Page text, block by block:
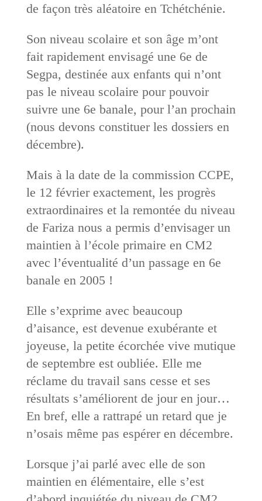
de façon très aléatoire en Tchétchénie.
Son niveau scolaire et son âge m’ont
fait rapidement envisagé une 6e de
Segpa, destinée aux enfants qui n’ont
pas le niveau scolaire pour pouvoir
suivre une 6e banale, pour l’an prochain
(nous devons constituer les dossiers en
décembre).
Mais à la date de la commission CCPE,
le 12 février exactement, les progrès
extraordinaires et la remontée du niveau
de Fariza nous a permis d’envisager un
maintien à l’école primaire en CM2
avec l’éventualité d’un passage en 6e
banale en 2005 !
Elle s’exprime avec beaucoup
d’aisance, est devenue exubérante et
joyeuse, la petite écorchée vive mutique
de septembre est oubliée. Elle me
réclame du travail sans cesse et ses
résultats s’améliorent de jour en jour…
En bref, elle a rattrapé un retard que je
n’osais même pas espérer en décembre.
Lorsque j’ai parlé avec elle de son
maintien en élémentaire, elle s’est